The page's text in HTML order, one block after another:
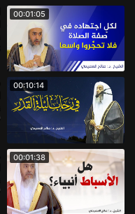
00:01:05
00:10:14
00:01:38